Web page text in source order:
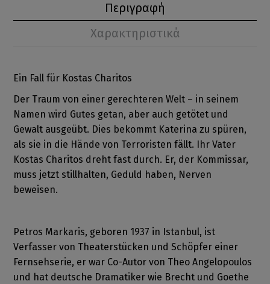
Περιγραφή
Χαρακτηριστικά
Ein Fall für Kostas Charitos
Der Traum von einer gerechteren Welt – in seinem
Namen wird Gutes getan, aber auch getötet und
Gewalt ausgeübt. Dies bekommt Katerina zu spüren,
als sie in die Hände von Terroristen fällt. Ihr Vater
Kostas Charitos dreht fast durch. Er, der Kommissar,
muss jetzt stillhalten, Geduld haben, Nerven
beweisen.
Petros Markaris, geboren 1937 in Istanbul, ist
Verfasser von Theaterstücken und Schöpfer einer
Fernsehserie, er war Co-Autor von Theo Angelopoulos
und hat deutsche Dramatiker wie Brecht und Goethe